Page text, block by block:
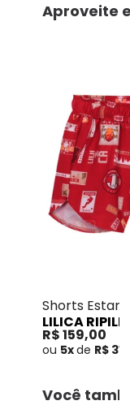
abril/2026
Aproveite
Shorts
LILICA
R$ 159,00
ou 5xde R$
Você